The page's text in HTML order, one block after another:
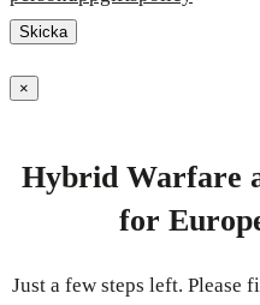
×
Hybrid Warfare
for
Just a few steps left. Please